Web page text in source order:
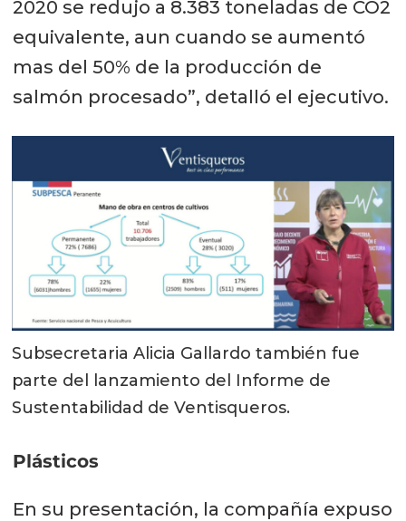
2020 se redujo a 8.383 toneladas de CO2
equivalente, aun cuando se aumentó
mas del 50% de la producción de
salmón procesado”, detalló el ejecutivo.
Subsecretaria Alicia Gallardo también fue
parte del lanzamiento del Informe de
Sustentabilidad de Ventisqueros.
Plásticos
En su presentación, la compañía expuso